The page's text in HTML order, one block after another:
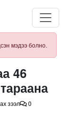
мэдээ болно.
46
зээл 0